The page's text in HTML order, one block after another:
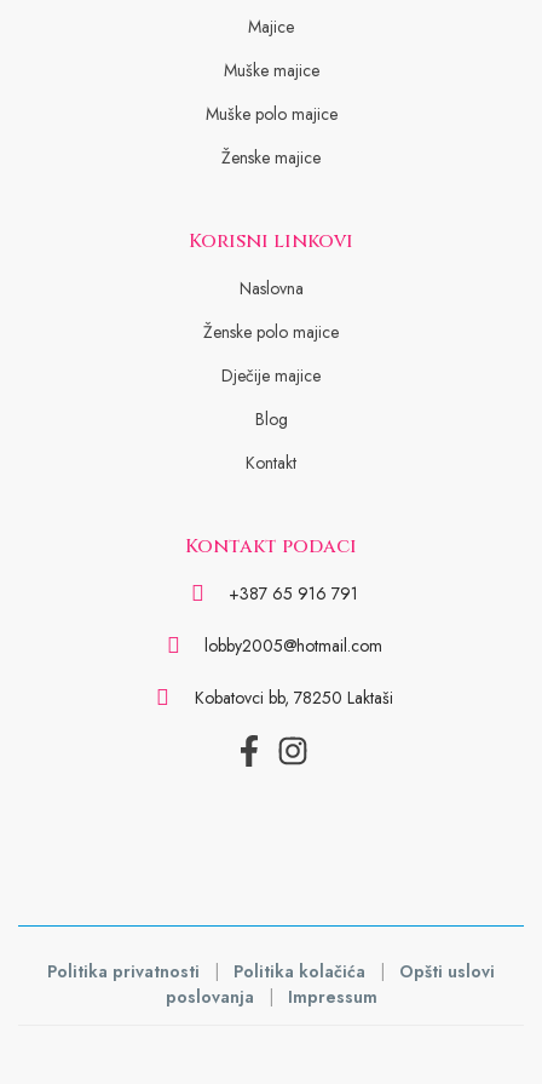
Majice
Muške majice
Muške polo majice
Ženske majice
Korisni linkovi
Naslovna
Ženske polo majice
Dječije majice
Blog
Kontakt
Kontakt podaci
+387 65 916 791
lobby2005@hotmail.com
Kobatovci bb, 78250 Laktaši
Politika privatnosti | Politika kolačića |
Opšti uslovi
poslovanja
| Impressum